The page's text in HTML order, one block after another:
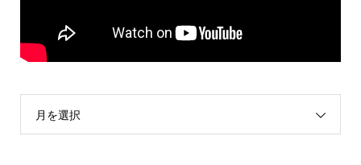
月を選択